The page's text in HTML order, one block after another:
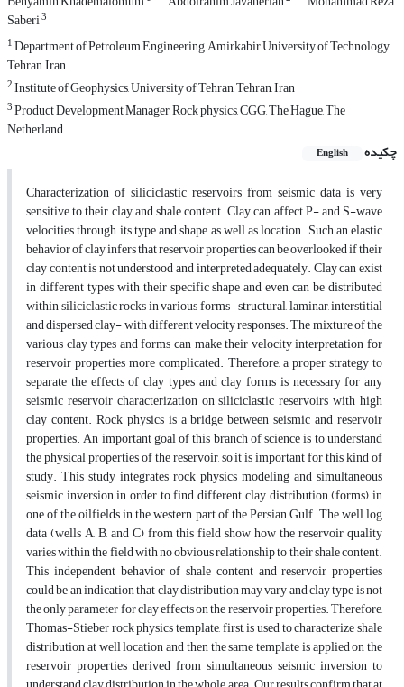
Saberi3
1Department of Petroleum Engineering, Amirkabir University of Technology,
Tehran, Iran
2Institute of Geophysics, University of Tehran, Tehran, Iran
3Product Development Manager, Rock physics, CGG, The Hague, The
Netherland
چکیده
English
Characterization of siliciclastic reservoirs from seismic data is very
sensitive to their clay and shale content. Clay can affect P- and S-wave
velocities through its type and shape as well as location. Such an elastic
behavior of clay infers that reservoir properties can be overlooked if their
clay content is not understood and interpreted adequately. Clay can exist
in different types with their specific shape and even can be distributed
within siliciclastic rocks in various forms- structural, laminar, interstitial
and dispersed clay- with different velocity responses. The mixture of the
various clay types and forms can make their velocity interpretation for
reservoir properties more complicated. Therefore, a proper strategy to
separate the effects of clay types and clay forms is necessary for any
seismic reservoir characterization on siliciclastic reservoirs with high
clay content. Rock physics is a bridge between seismic and reservoir
properties. An important goal of this branch of science is to understand
the physical properties of the reservoir, so it is important for this kind of
study. This study integrates rock physics modeling and simultaneous
seismic inversion in order to find different clay distribution (forms) in
one of the oilfields in the western part of the Persian Gulf. The well log
data (wells A, B, and C) from this field show how the reservoir quality
varies within the field with no obvious relationship to their shale content.
This independent behavior of shale content and reservoir properties
could be an indication that clay distribution may vary and clay type is not
the only parameter for clay effects on the reservoir properties. Therefore,
Thomas-Stieber rock physics template, first, is used to characterize shale
distribution at well location and then the same template is applied on the
reservoir properties derived from simultaneous seismic inversion to